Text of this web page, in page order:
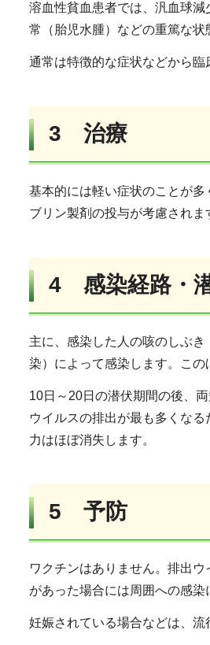
溶血性貧血患者では、汎血球
常（胎児水腫）などの重篤な状
通常は特徴的な症状などから臨
3 治療
基本的には軽い症状のことが
ブリン製剤の投与が考慮されま
4 感染経路・
主に、感染した人の咳のしぶ
染）によって感染します。この
10日～20日の潜伏期間の後、
ウイルスの排出が最も多くな
力はほぼ消失します。
5 予防
ワクチンはありません。排出
があった場合には周囲への感
妊娠されている場合などは、流